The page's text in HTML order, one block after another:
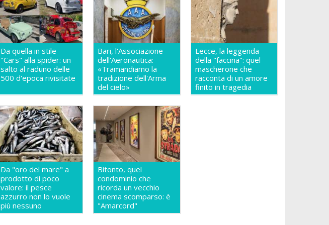
Da quella in stile
"Cars" alla spider: un
salto al raduno delle
500 d'epoca rivisitate
Bari, l'Associazione
dell'Aeronautica:
«Tramandiamo la
tradizione dell'Arma
del cielo»
Lecce, la leggenda
della "faccina": quel
mascherone che
racconta di un amore
finito in tragedia
Da "oro del mare" a
prodotto di poco
valore: il pesce
azzurro non lo vuole
più nessuno
Bitonto, quel
condominio che
ricorda un vecchio
cinema scomparso: è
"Amarcord"